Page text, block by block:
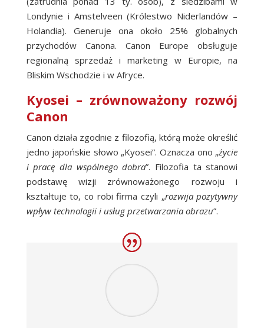
Londynie i Amstelveen (Królestwo Niderlandów –
Holandia). Generuje ona około 25% globalnych
przychodów Canona. Canon Europe obsługuje
regionalną sprzedaż i marketing w Europie, na
Bliskim Wschodzie i w Afryce.
Kyosei – zrównoważony rozwój
Canon
Canon działa zgodnie z filozofią, którą może określić
jedno japońskie słowo „Kyosei”. Oznacza ono „życie
i pracę dla wspólnego dobra”. Filozofia ta stanowi
podstawę wizji zrównoważonego rozwoju i
kształtuje to, co robi firma czyli „rozwija pozytywny
wpływ technologii i usług przetwarzania obrazu”.